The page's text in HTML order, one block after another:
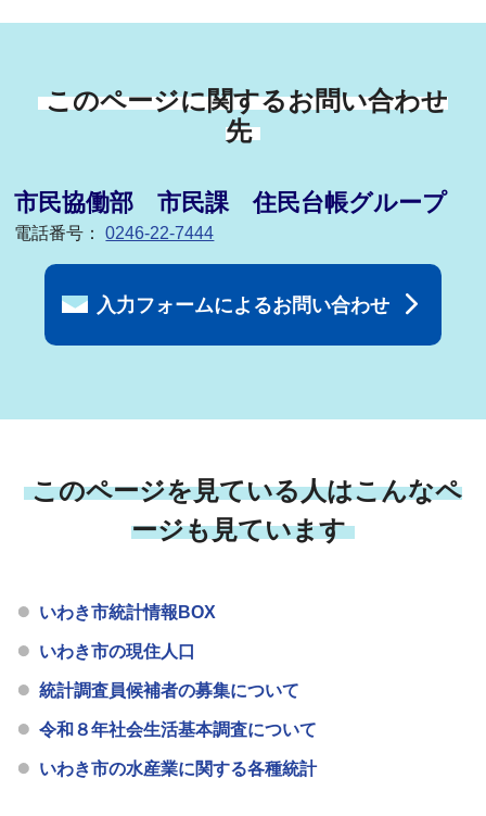
このページに関するお問い合わせ
先
市民協働部 市民課 住民台帳グループ
電話番号：0246-22-7444
入力フォームによるお問い合わせ
このページを見ている人はこんなペ
ージも見ています
いわき市統計情報BOX
いわき市の現住人口
統計調査員候補者の募集について
令和８年社会生活基本調査について
いわき市の水産業に関する各種統計